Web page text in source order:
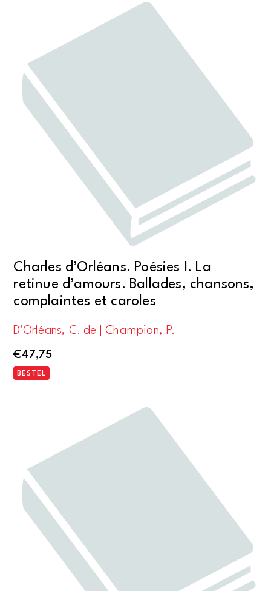
Charles d’Orléans. Poésies I. La
retinue d’amours. Ballades, chansons,
complaintes et caroles
D'Orléans, C. de | Champion, P.
€47,75
BESTEL